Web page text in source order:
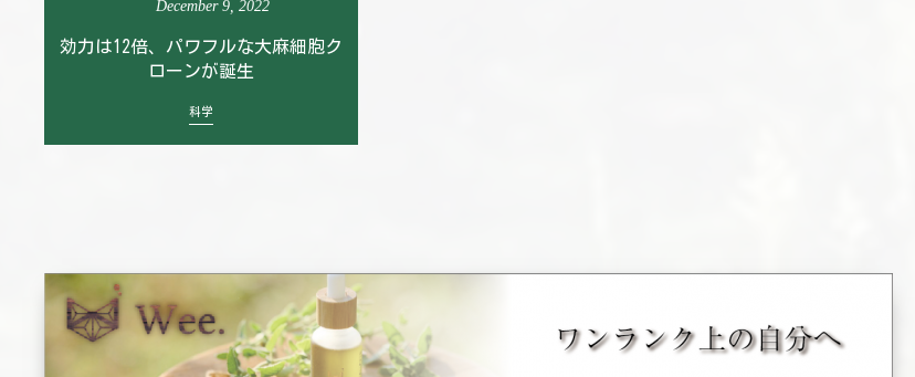
December 9, 2022
効力は12倍、パワフルな大麻細胞ク
ローンが誕生
科学